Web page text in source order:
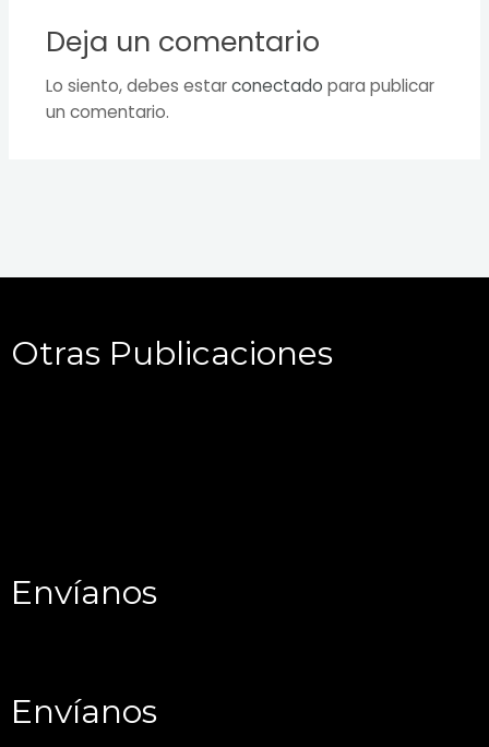
Deja un comentario
Lo siento, debes estarconectado para publicar
un comentario.
Otras Publicaciones
Envíanos
Envíanos